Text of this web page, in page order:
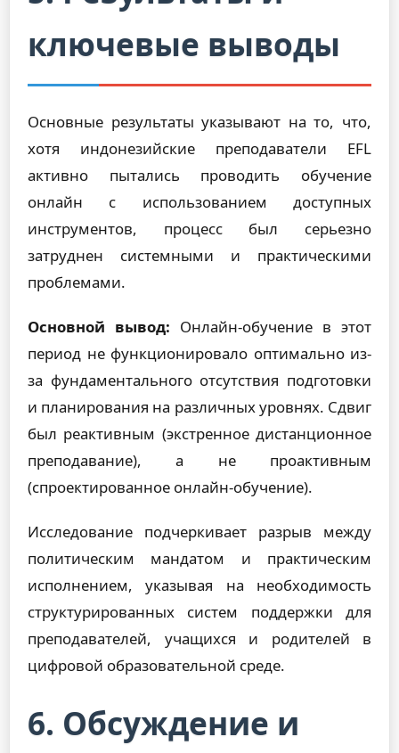
ключевые выводы
Основные результаты указывают на то, что,
хотя индонезийские преподаватели EFL
активно пытались проводить обучение
онлайн с использованием доступных
инструментов, процесс был серьезно
затруднен системными и практическими
проблемами.
Основной вывод: Онлайн-обучение в этот
период не функционировало оптимально из-
за фундаментального отсутствия подготовки
и планирования на различных уровнях. Сдвиг
был реактивным (экстренное дистанционное
преподавание), а не проактивным
(спроектированное онлайн-обучение).
Исследование подчеркивает разрыв между
политическим мандатом и практическим
исполнением, указывая на необходимость
структурированных систем поддержки для
преподавателей, учащихся и родителей в
цифровой образовательной среде.
6. Обсуждение и